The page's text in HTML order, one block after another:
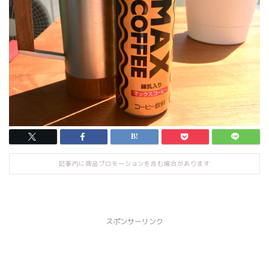
記事内に商品プロモーションを含む場合があります
スポンサーリンク